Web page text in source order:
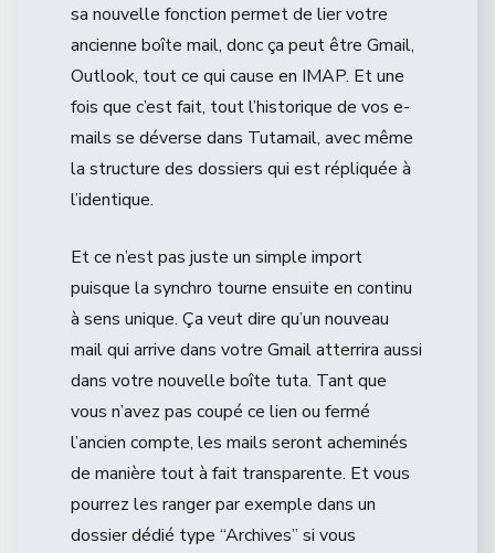
sa nouvelle fonction permet de lier votre
ancienne boîte mail, donc ça peut être Gmail,
Outlook, tout ce qui cause en IMAP. Et une
fois que c’est fait, tout l’historique de vos e-
mails se déverse dans Tutamail, avec même
la structure des dossiers qui est répliquée à
l’identique.
Et ce n’est pas juste un simple import
puisque la synchro tourne ensuite en continu
à sens unique. Ça veut dire qu’un nouveau
mail qui arrive dans votre Gmail atterrira aussi
dans votre nouvelle boîte tuta. Tant que
vous n’avez pas coupé ce lien ou fermé
l’ancien compte, les mails seront acheminés
de manière tout à fait transparente. Et vous
pourrez les ranger par exemple dans un
dossier dédié type “Archives” si vous